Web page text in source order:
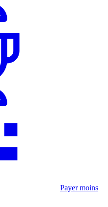
Payer moins